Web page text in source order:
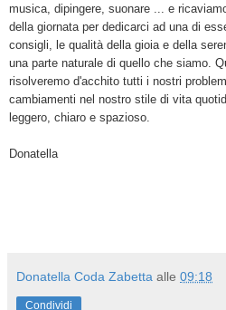
musica, dipingere, suonare ... e
della giornata per dedicarci ad una di
consigli, le qualità della gioia e della
una parte naturale di quello che siamo.
risolveremo d'acchito tutti i nostri
cambiamenti nel nostro stile di vita
leggero, chiaro e spazioso.
Donatella
Donatella Coda Zabetta alle 09:18
Condividi